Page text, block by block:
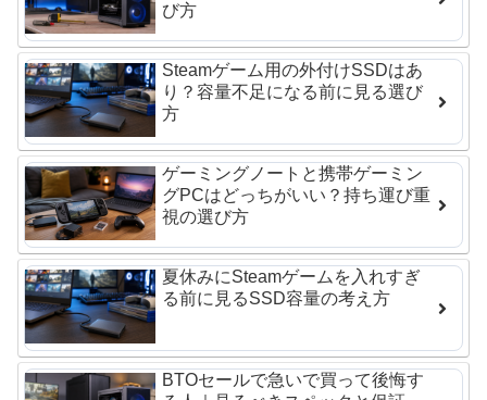
び方
Steamゲーム用の外付けSSDはあ
り？容量不足になる前に見る選び
方
ゲーミングノートと携帯ゲーミン
グPCはどっちがいい？持ち運び重
視の選び方
夏休みにSteamゲームを入れすぎ
る前に見るSSD容量の考え方
BTOセールで急いで買って後悔す